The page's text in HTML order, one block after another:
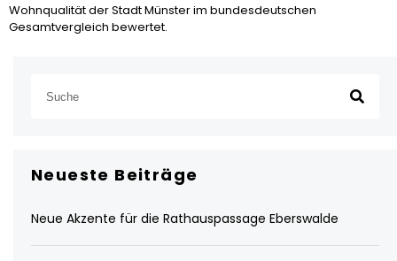
Wohnqualität der Stadt Münster im bundesdeutschen
Gesamtvergleich bewertet.
Neueste Beiträge
Neue Akzente für die Rathauspassage Eberswalde